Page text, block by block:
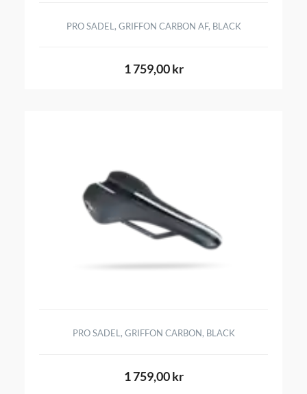
PRO SADEL, GRIFFON CARBON AF, BLACK
1 759,00 kr
PRO SADEL, GRIFFON CARBON, BLACK
1 759,00 kr